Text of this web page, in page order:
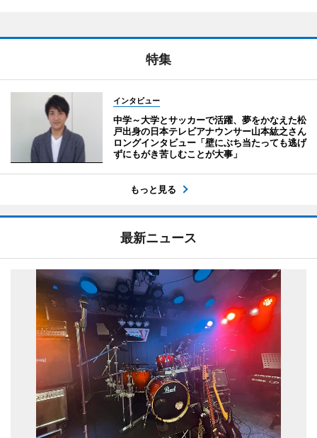
特集
インタビュー
中学～大学とサッカーで活躍、夢をかなえた松
戸出身の日本テレビアナウンサー山本紘之さん
ロングインタビュー「壁にぶち当たっても逃げ
ずにもがき苦しむことが大事」
もっと見る
最新ニュース